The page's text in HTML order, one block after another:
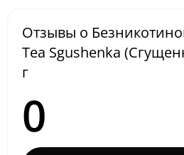
Отзывы о
Tea Sgushenka
г
0